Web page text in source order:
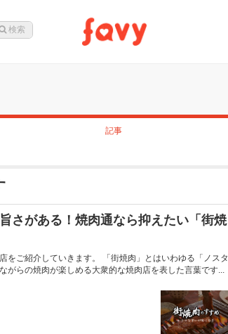
記事
さがある！焼肉通なら抑えたい「街焼
をご紹介していきます。 「街焼肉」とはいわゆる「ノスタ
がらの焼肉が楽しめる大衆的な焼肉店を表した言葉です...